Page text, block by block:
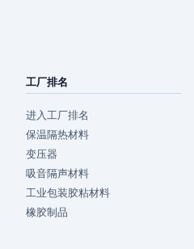
工厂排名
进入工厂排名
保温隔热材料
变压器
吸音隔声材料
工业包装胶粘材料
橡胶制品